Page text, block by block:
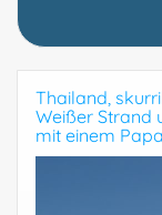
Thailand,
Weißer Strand
mit einem